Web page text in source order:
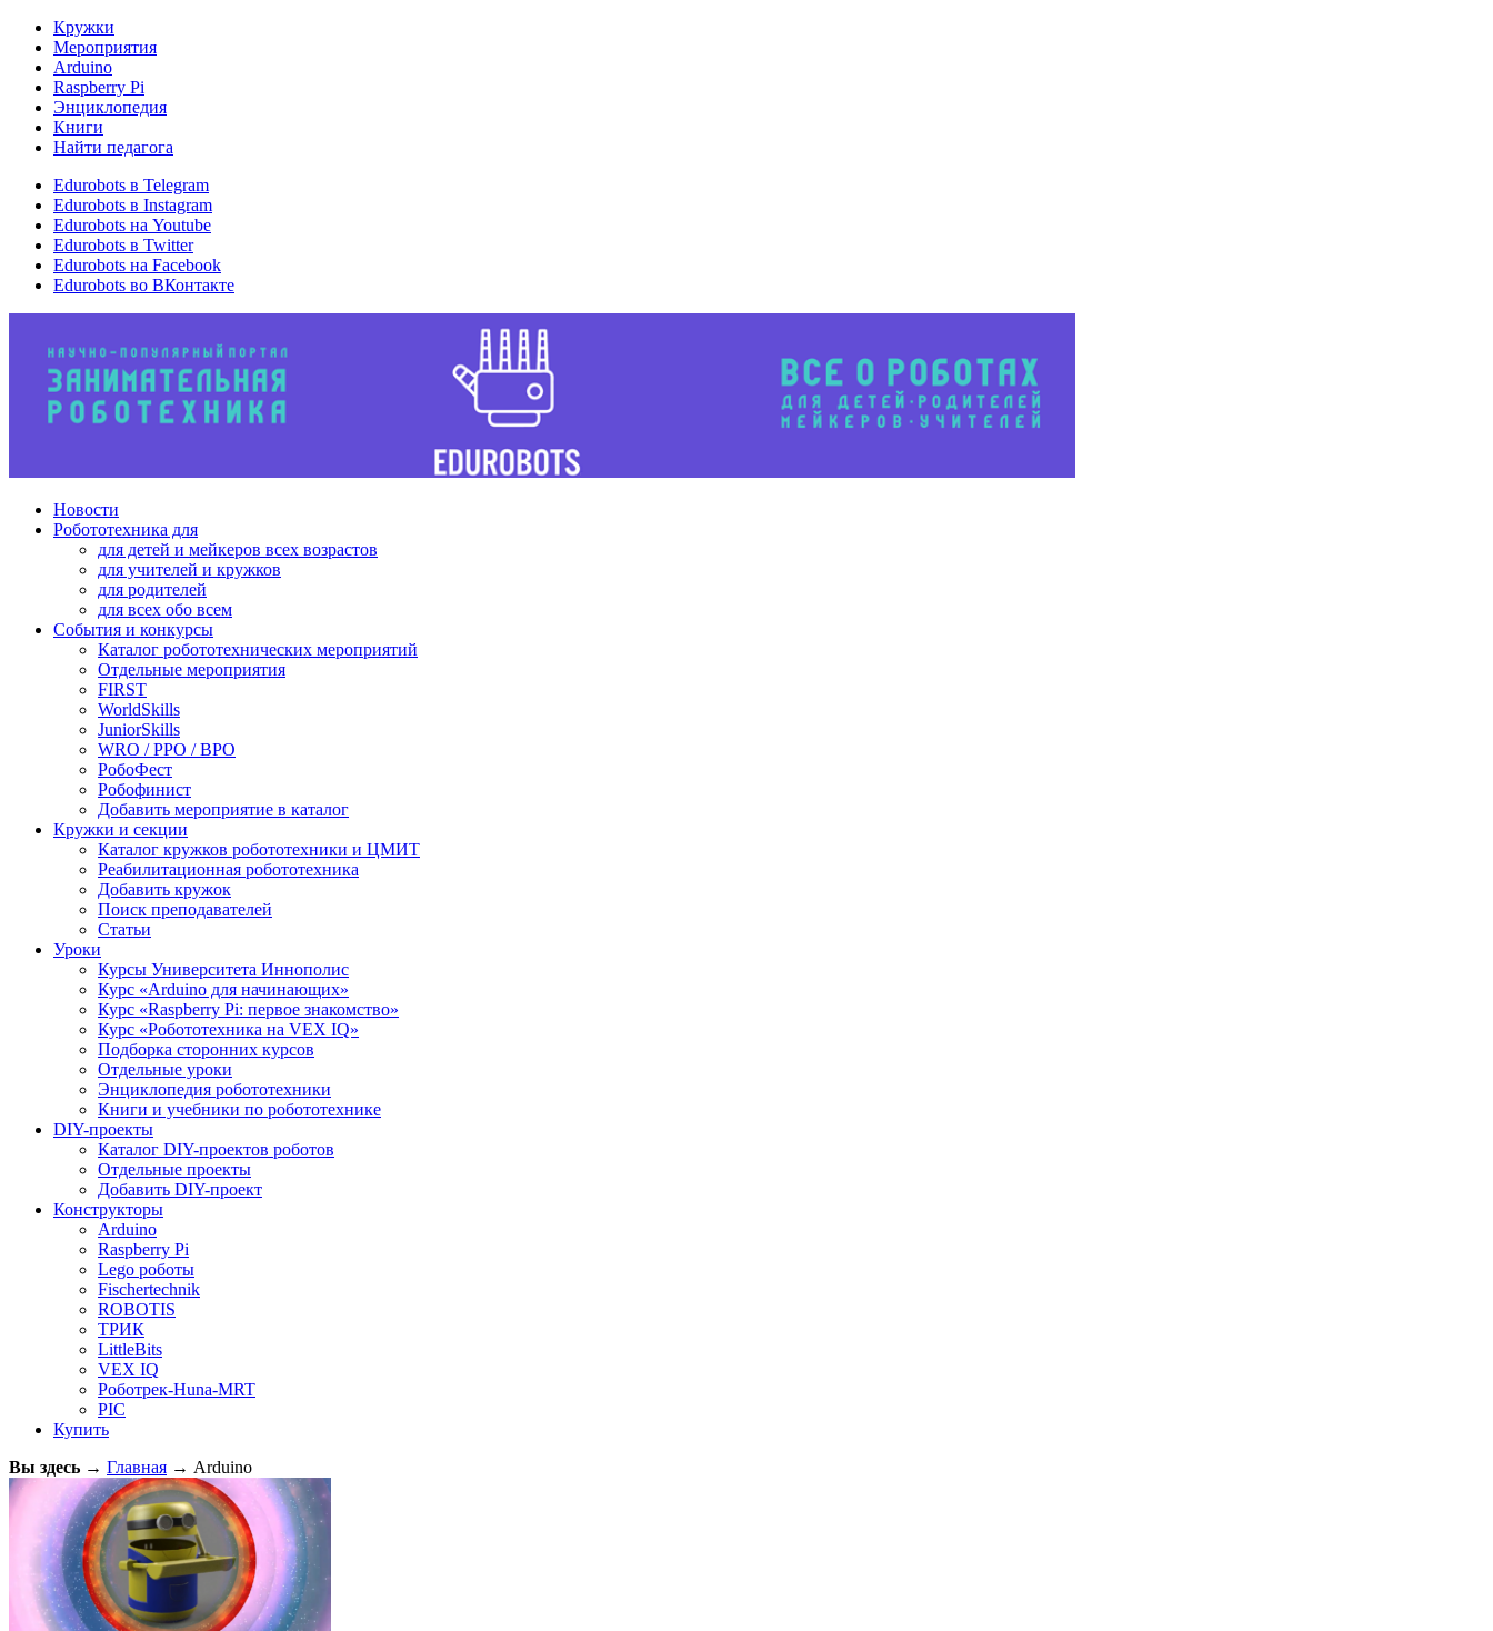
Кружки
Мероприятия
Arduino
Raspberry Pi
Энциклопедия
Книги
Найти педагога
Edurobots в Telegram
Edurobots в Instagram
Edurobots на Youtube
Edurobots в Twitter
Edurobots на Facebook
Edurobots во ВКонтакте
Новости
Робототехника для
для детей и мейкеров всех возрастов
для учителей и кружков
для родителей
для всех обо всем
События и конкурсы
Каталог робототехнических мероприятий
Отдельные мероприятия
FIRST
WorldSkills
JuniorSkills
WRO / РРО / ВРО
РобоФест
Робофинист
Добавить мероприятие в каталог
Кружки и секции
Каталог кружков робототехники и ЦМИТ
Реабилитационная робототехника
Добавить кружок
Поиск преподавателей
Статьи
Уроки
Курсы Университета Иннополис
Курс «Arduino для начинающих»
Курс «Raspberry Pi: первое знакомство»
Курс «Робототехника на VEX IQ»
Подборка сторонних курсов
Отдельные уроки
Энциклопедия робототехники
Книги и учебники по робототехнике
DIY-проекты
Каталог DIY-проектов роботов
Отдельные проекты
Добавить DIY-проект
Конструкторы
Arduino
Raspberry Pi
Lego роботы
Fischertechnik
ROBOTIS
ТРИК
LittleBits
VEX IQ
Роботрек-Huna-MRT
PIC
Купить
Вы здесь → Главная → Arduino